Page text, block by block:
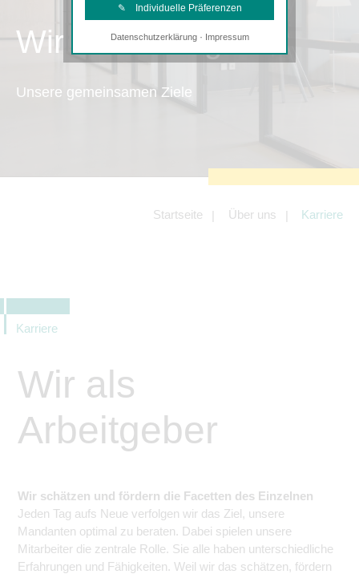
Wir als Arbeitgeber
Unsere gemeinsamen Ziele
Startseite Über uns Karriere
Karriere
Wir als
Arbeitgeber
Wir schätzen und fördern die Facetten des Einzelnen
Jeden Tag aufs Neue verfolgen wir das Ziel, unsere
Mandanten optimal zu beraten. Dabei spielen unsere
Mitarbeiter die zentrale Rolle. Sie alle haben unterschiedliche
Erfahrungen und Fähigkeiten. Weil wir das schätzen, fördern
✎ Individuelle Präferenzen
Notwendige Cookies
Diese Cookies sind erforderlich, um die
Angebotes einschließlich der
Angeboten von z.B. Facebook und
Datenschutzerklärung· Impressum